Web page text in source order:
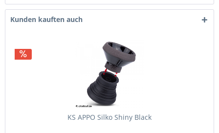
Kunden kauften auch
KS APPO Silko Shiny Black